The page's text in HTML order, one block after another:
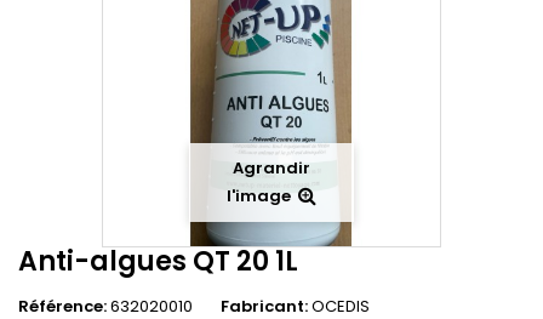
Agrandir
l'image
Anti-algues QT 20 1L
Référence:632020010 Fabricant:OCEDIS